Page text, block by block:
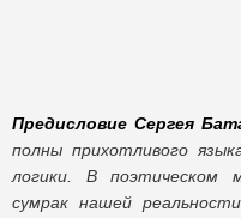
Предисловие Сергея
полны прихотливого
логики. В поэтическом
сумрак нашей